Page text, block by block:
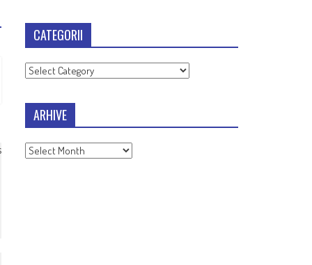
CATEGORII
Categorii
ARHIVE
Arhive